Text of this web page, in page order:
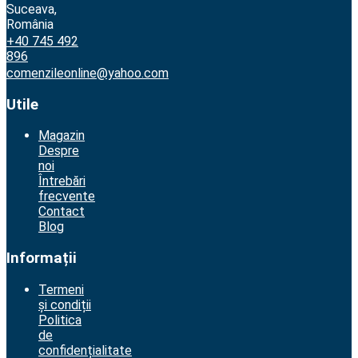
Suceava,
România
+40 745 492
896
comenzileonline@yahoo.com
Utile
Magazin
Despre
noi
Întrebări
frecvente
Contact
Blog
Informații
Termeni
și condiții
Politica
de
confidențialitate